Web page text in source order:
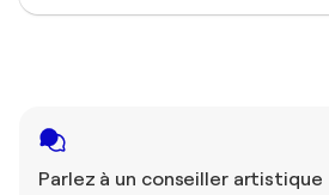
Parlez à un conseiller artistique